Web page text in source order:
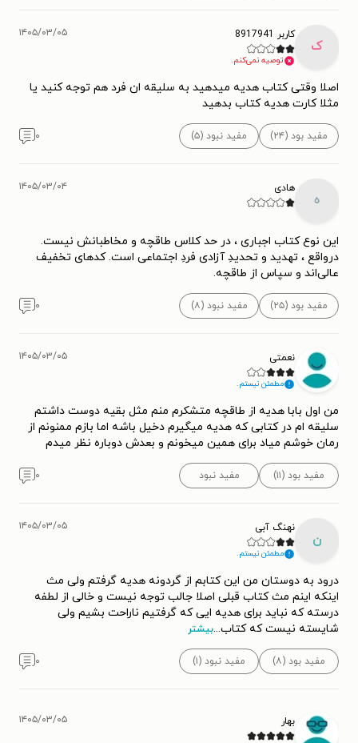
ک
کاربر 8917941
توصیه نمی‌کنم.
۱۴۰۵/۰۳/۰۵
اصلا وقتی کتاب هدیه میدهید به سلیقه ان فرد هم توجه کنید یا
مثلا کارت هدیه کتاب بدهید
مفید بود (۲۴) مفید نبود (۵) ۰
ه
هادی ۱۴۰۵/۰۳/۰۴
این نوع کتاب اجباری ، در حد کلاس طاقچه و مخاطبانش نیست.
درواقع ، تهدید و تحدیدِ آزادی فردِ اجتماعی است. کدهای تخفیف
عالی‌اند و سپاس از طاقچه.
مفید بود (۲۵) مفید نبود (۸) ۰
نعمتی
مطمئن نیستم.
۱۴۰۵/۰۳/۰۵
من اول بابا هدیه از طاقچه متشکرم منم مثل بقیه دوست داشتم
سلیقه ام در کتابی که هدیه میگیرم دخیل باشه اما بازم ممنونم از
رمان خوشم میاد برای همین میخونم و بعدش دوباره نظر میدم
مفید بود (۱۱) مفید نبود ۰
ن
نهنگ آبی
مطمئن نیستم.
۱۴۰۵/۰۳/۰۵
درود به دوستان من این کتابم از گردونه هدیه گرفتم ولی مث
اینکه اینم مث کتاب قبلی اصلا جالب توجه نیست و خالی از لطفه
درسته که نباید برای هدیه ایی که گرفتیم ناراحت بشیم ولی
شایسته نیست که کتاب...بیشتر
مفید بود (۸) مفید نبود (۱) ۰
بهار ۱۴۰۵/۰۳/۰۵